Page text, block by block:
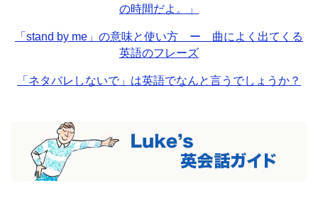
の時間だよ。」
「stand by me」の意味と使い方 ー 曲によく出てくる
英語のフレーズ
「ネタバレしないで」は英語でなんと言うでしょうか？